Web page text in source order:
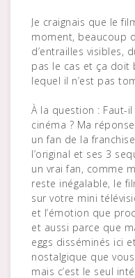
Je craignais que le
moment, beaucoup
d’entrailles visibles,
pas le cas et ça doit
lequel il n’est pas
À la question : Faut-
cinéma ? Ma
un fan de la
l’original et ses 3
un vrai fan, comme
reste inégalable, le
sur votre mini
et l’émotion que
et aussi parce que
eggs disséminés ici
nostalgique que
mais c’est le seul